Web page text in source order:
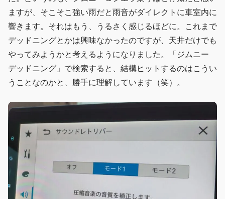
ますが、そこそこ強い雨だと雨音がダイレクトに車室内に
響きます。それはもう、うるさく感じるほどに。これまで
デッドニングとかは興味なかったのですが、天井だけでも
やってみようかと考えるようになりました。「ジムニー
デッドニング」で検索すると、結構ヒットするのはこうい
うことなのかと、勝手に理解しています（笑）。